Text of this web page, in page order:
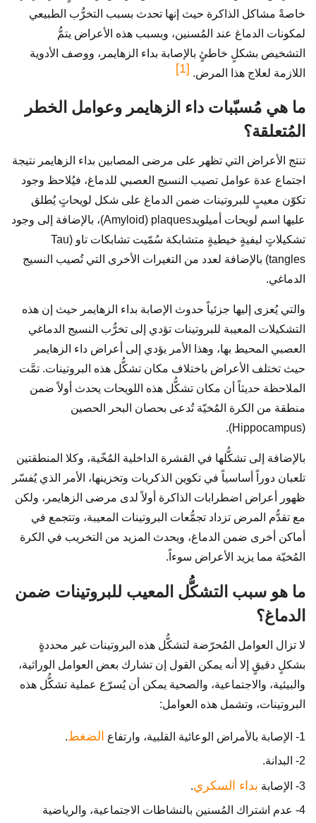
خاصةً مشاكل الذاكرة حيث إنها تحدث بسبب التخرُّب الطبيعي
لمكونات الدماغ عند المُسنين، وبسبب هذه الأعراض يتمُّ
التشخيص بشكلٍ خاطئٍ بالإصابة بداء الزهايمر، ووصف الأدوية
اللازمة لعلاج هذا المرض. [1]
ما هي مُسبّبات داء الزهايمر وعوامل الخطر
المُتعلقة؟
تنتج الأعراض التي تظهر على مرضى المصابين بداء الزهايمر نتيجة
اجتماع عدة عوامل تصيب النسيج العصبي للدماغ، فيُلاحظ وجود
تكوّن معيبٍ للبروتينات ضمن الدماغ على شكل لويحاتٍ يُطلق
عليها اسم لويحات أميلويدAmyloid) plaques)، بالإضافة إلى وجود
تشكيلاتٍ ليفيةٍ خيطيةٍ متشابكة سُمّيت تشابكات تاو (Tau
tangles) بالإضافة لعدد من التغيرات الأخرى التي تُصيب النسيج
الدماغي.
والتي يُعزى إليها جزئياً حدوث الإصابة بداء الزهايمر حيث إن هذه
التشكيلات المعيبة للبروتينات تؤدي إلى تخرُّب النسيج الدماغي
العصبي المحيط بها، وهذا الأمر يؤدي إلى أعراض داء الزهايمر
حيث تختلف الأعراض باختلاف مكان تشكُّل هذه البروتينات. تمَّت
الملاحظة حديثاً أن مكان تشكُّل هذه اللويحات يحدث أولاً ضمن
منطقة من الكرة المُخيّة تُدعى بحصان البحر الحصين
(Hippocampus).
بالإضافة إلى تشكُّلها في القشرة الداخلية المُخّية، وكلا المنطقتين
تلعبان دوراً أساسياً في تكوين الذكريات وتخزينها، الأمر الذي يُفسّر
ظهور أعراض اضطرابات الذاكرة أولاً لدى مرضى الزهايمر، ولكن
مع تقدُّم المرض تزداد تجمُّعات البروتينات المعيبة، وتتجمع في
أماكن أخرى ضمن الدماغ، ويحدث المزيد من التخريب في الكرة
المُخيّة مما يزيد الأعراض سوءاً.
ما هو سبب التشكُّل المعيب للبروتينات ضمن
الدماغ؟
لا تزال العوامل المُحرّضة لتشكُّل هذه البروتينات غير محددةٍ
بشكلٍ دقيقٍ إلا أنه يمكن القول إن تشارك بعض العوامل الوراثية،
والبيئية، والاجتماعية، والصحية يمكن أن يُسرّع عملية تشكُّل هذه
البروتينات، وتشمل هذه العوامل:
1- الإصابة بالأمراض الوعائية القلبية، وارتفاع الضغط.
2- البدانة.
3- الإصابة بداء السكري.
4- عدم اشتراك المُسنين بالنشاطات الاجتماعية، والرياضية